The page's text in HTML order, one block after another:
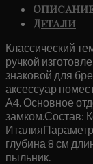
Детали
Классический
ручкой
знаковой для
аксессуар
А4. Основное
замком.Состав:
глубина 8 см
пыльник.